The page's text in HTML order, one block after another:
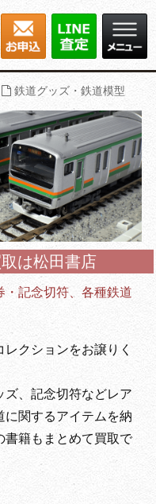
鉄道グッズ・鉄道模型
は松田書店
・記念切符、各種鉄道
クションをお譲りく
ズ、記念切符などレア
に関するアイテムを納
書籍もまとめて買取で